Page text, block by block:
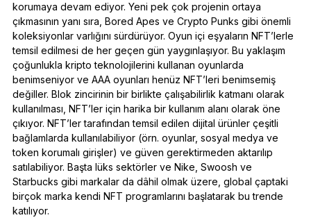
korumaya devam ediyor. Yeni pek çok projenin ortaya
çıkmasının yanı sıra, Bored Apes ve Crypto Punks gibi önemli
koleksiyonlar varlığını sürdürüyor. Oyun içi eşyaların NFT’lerle
temsil edilmesi de her geçen gün yaygınlaşıyor. Bu yaklaşım
çoğunlukla kripto teknolojilerini kullanan oyunlarda
benimseniyor ve AAA oyunları henüz NFT’leri benimsemiş
değiller. Blok zincirinin bir birlikte çalışabilirlik katmanı olarak
kullanılması, NFT’ler için harika bir kullanım alanı olarak öne
çıkıyor. NFT’ler tarafından temsil edilen dijital ürünler çeşitli
bağlamlarda kullanılabiliyor (örn. oyunlar, sosyal medya ve
token korumalı girişler) ve güven gerektirmeden aktarılıp
satılabiliyor. Başta lüks sektörler ve Nike, Swoosh ve
Starbucks gibi markalar da dâhil olmak üzere, global çaptaki
birçok marka kendi NFT programlarını başlatarak bu trende
katılıyor.